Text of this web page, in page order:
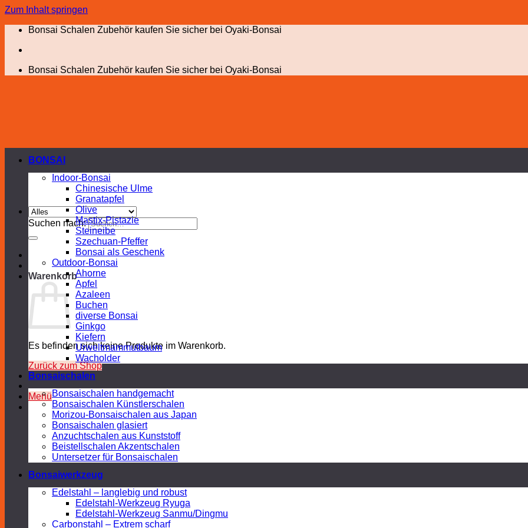
Zum Inhalt springen
Bonsai Schalen Zubehör kaufen Sie sicher bei Oyaki-Bonsai
Bonsai Schalen Zubehör kaufen Sie sicher bei Oyaki-Bonsai
Suchen nach:
Warenkorb
Es befinden sich keine Produkte im Warenkorb.
Zurück zum Shop
Menü
BONSAI
Indoor-Bonsai
Chinesische Ulme
Granatapfel
Olive
Mastix-Pistazie
Steineibe
Szechuan-Pfeffer
Bonsai als Geschenk
Outdoor-Bonsai
Ahorne
Apfel
Azaleen
Buchen
diverse Bonsai
Ginkgo
Kiefern
Urweltmammutbaum
Wacholder
Bonsaischalen
Bonsaischalen handgemacht
Bonsaischalen Künstlerschalen
Morizou-Bonsaischalen aus Japan
Bonsaischalen glasiert
Anzuchtschalen aus Kunststoff
Beistellschalen Akzentschalen
Untersetzer für Bonsaischalen
Bonsaiwerkzeug
Edelstahl – langlebig und robust
Edelstahl-Werkzeug Ryuga
Edelstahl-Werkzeug Sanmu/Dingmu
Carbonstahl – Extrem scharf